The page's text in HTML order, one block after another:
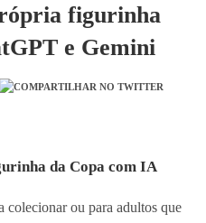
figurinha
e Gemini
da Copa com IA
colecionar ou para adultos que